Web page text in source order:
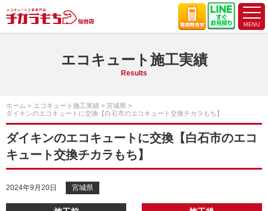
エコキュート施工実績
Results
ホーム エコキュート施工実績
宮城県
ダイキンのエコキュートに交換【白石市のエコキュート交換チカラもち】
ダイキンのエコキュートに交換【白石市のエコ
キュート交換チカラもち】
2024年9月20日 宮城県